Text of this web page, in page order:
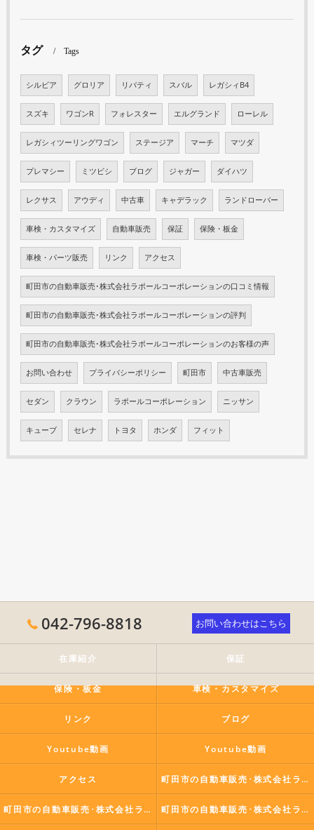
タグ Tags
シルビア グロリア リバティ スバル レガシィB4
スズキ ワゴンR フォレスター エルグランド ローレル
レガシィツーリングワゴン ステージア マーチ マツダ
プレマシー ミツビシ ブログ ジャガー ダイハツ
レクサス アウディ 中古車 キャデラック ランドローバー
車検・カスタマイズ 自動車販売 保証 保険・板金
車検・パーツ販売 リンク アクセス
町田市の自動車販売･株式会社ラポールコーポレーションの口コミ情報
町田市の自動車販売･株式会社ラポールコーポレーションの評判
町田市の自動車販売･株式会社ラポールコーポレーションのお客様の声
お問い合わせ プライバシーポリシー 町田市 中古車販売
セダン クラウン ラポールコーポレーション ニッサン
キューブ セレナ トヨタ ホンダ フィット
042-796-8818 お問い合わせはこちら
在庫紹介 保証
保険・板金 車検・カスタマイズ
リンク ブログ
Youtube動画 Youtube動画
アクセス 町田市の自動車販売･株式会社ラポールコーポレーションの口コミ情報
町田市の自動車販売･株式会社ラポールコーポレーションの評判 町田市の自動車販売･株式会社ラポールコーポレーションのお客様の声